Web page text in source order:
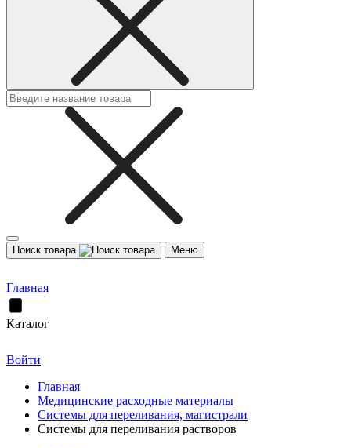
Поиск товара Меню
Главная
Каталог
Войти
Главная
Медицинские расходные материалы
Системы для переливания, магистрали
Системы для переливания растворов